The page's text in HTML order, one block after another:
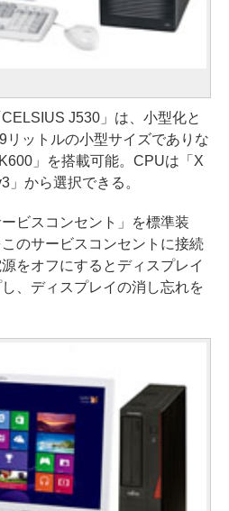
J530」は、小型化と
リットルの小型サイズでありな
」を搭載可能。CPUは「X
」から選択できる。
ビスコンセント」を標準装
のサービスコンセントに接続
をオフにするとディスプレイ
、ディスプレイの消し忘れを